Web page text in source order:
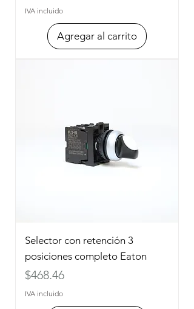
IVA incluido
Agregar al carrito
Selector con retención 3
posiciones completo Eaton
Precio
$468.46
IVA incluido